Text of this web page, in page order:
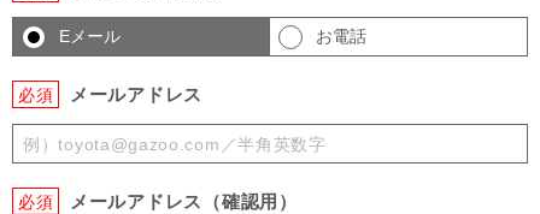
Eメール お電話
必須 メールアドレス
必須 メールアドレス（確認用）